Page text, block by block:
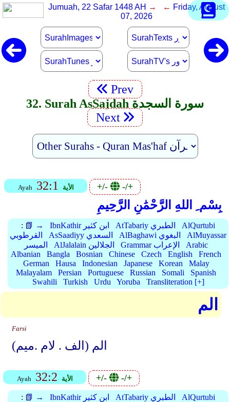
Jumuah, 22 Safar 1448 AH → ← Friday, August
07, 2026
Prev
32. Surah As­Sajdah سورة السجدة
Next
Ayah 32:1 الأية +/- -/+
بِسْم ِ اللهِ الرَّحْمَٰنِ الرَّحِيمِ
: 📗 → IbnKathir ابن كثير AtTabariy الطبري
AlQurtubi
القرطوبي
AsSaadiyy السعدي AlBaghawi البغوي
AlMuyassar
الميسر
AlJalalain الجلالين Grammar الإعراب
Arabic
Albanian
Bangla Bosnian Chinese Czech English
French
German
Hausa Indonesian Japanese Korean
Malay
Malayalam
Persian Portuguese Russian Somali
Spanish
Swahili
Turkish Urdu Yoruba Transliteration [+]
الم
Farsi
الم (الف . لام .میم)
Ayah 32:2 الأية +/- -/+
: 📗 → IbnKathir ابن كثير AtTabariy الطبري
AlQurtubi